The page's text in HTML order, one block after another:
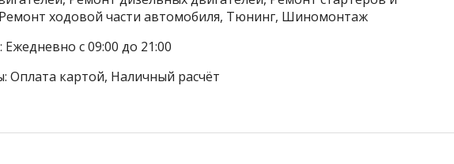
ходовой части автомобиля, Тюнинг, Шиномонтаж
с 09:00 до 21:00
Оплата картой, Наличный расчёт